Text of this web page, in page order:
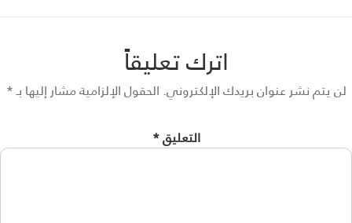
اترك تعليقاً
يتم نشر عنوان بريدك الإلكتروني. الحقول الإلزامية مشار إليها بـ*
التعليق*